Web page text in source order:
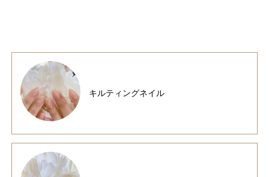
キルティングネイル